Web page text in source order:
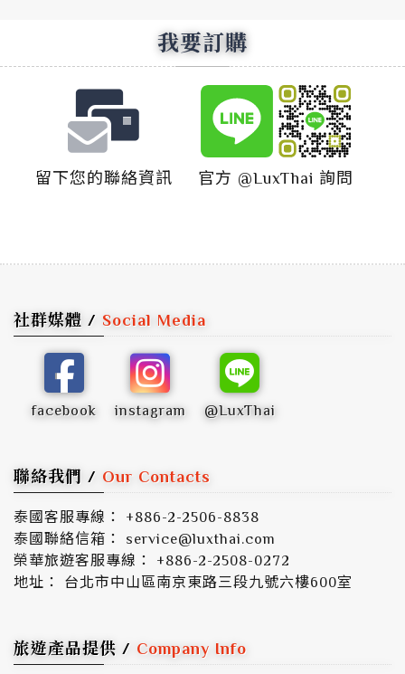
我要訂購
留下您的聯絡資訊 官方 @LuxThai 詢問
社群媒體 / Social Media
facebook instagram @LuxThai
聯絡我們 / Our Contacts
泰國客服專線： +886-2-2506-8838
泰國聯絡信箱： service@luxthai.com
榮華旅遊客服專線： +886-2-2508-0272
地址： 台北市中山區南京東路三段九號六樓600室
旅遊產品提供 / Company Info